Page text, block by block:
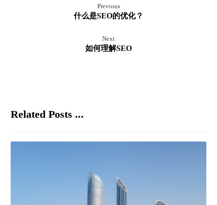
Previous
什么是SEO的优化？
Next
如何理解SEO
Related Posts ...